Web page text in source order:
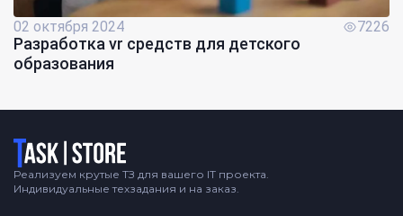
02 октября 2024 7226
Разработка vr средств для детского
образования
Логотип
Реализуем крутые ТЗ для вашего IT проекта.
Индивидуальные техзадания и на заказ.